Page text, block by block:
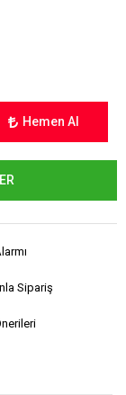
Hemen Al
Sipariş